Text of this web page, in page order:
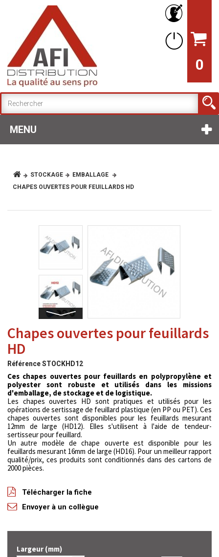
0
MENU
STOCKAGE
EMBALLAGE
CHAPES OUVERTES POUR FEUILLARDS HD
Chapes ouvertes pour feuillards
HD
RéférenceSTOCKHD12
Ces chapes ouvertes pour feuillards en polypropylène et
polyester sont robuste et utilisés dans les missions
d'emballage, de stockage et de logistique.
Les chapes ouvertes HD sont pratiques et utilisés pour les
opérations de sertissage de feuillard plastique (en PP ou PET). Ces
chapes ouvertes sont disponibles pour les feuillards mesurant
12mm de large (HD12). Elles s'utilisent à l'aide de tendeur-
sertisseur pour feuillard.
Un autre modèle de chape ouverte est disponible pour les
feuillards mesurant 16mm de large (HD16). Pour un meilleur rapport
qualité/prix, ces produits sont conditionnés dans des cartons de
2000 pièces.
Télécharger la fiche
Envoyer à un collègue
Largeur (mm)